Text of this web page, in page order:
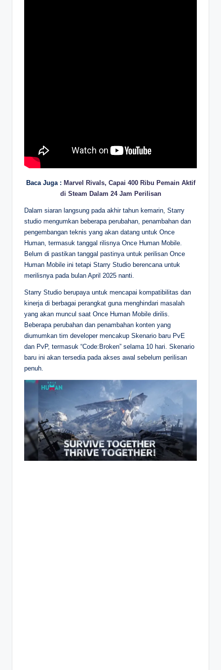
Baca Juga : Marvel Rivals, Capai 400 Ribu Pemain Aktif
di Steam Dalam 24 Jam Perilisan
Dalam siaran langsung pada akhir tahun kemarin, Starry
studio mengumkan beberapa perubahan, penambahan dan
pengembangan teknis yang akan datang untuk Once
Human, termasuk tanggal rilisnya Once Human Mobile.
Belum di pastikan tanggal pastinya untuk perilisan Once
Human Mobile ini tetapi Starry Studio berencana untuk
merilisnya pada bulan April 2025 nanti.
Starry Studio berupaya untuk mencapai kompatibilitas dan
kinerja di berbagai perangkat guna menghindari masalah
yang akan muncul saat Once Human Mobile dirilis.
Beberapa perubahan dan penambahan konten yang
diumumkan tim developer mencakup Skenario baru PvE
dan PvP, termasuk “Code:Broken” selama 10 hari. Skenario
baru ini akan tersedia pada akses awal sebelum perilisan
penuh.